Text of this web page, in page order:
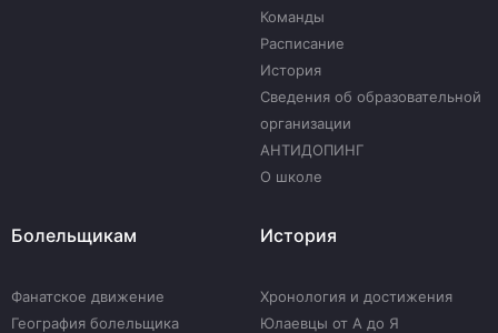
Команды
Расписание
История
Сведения об образовательной
организации
АНТИДОПИНГ
О школе
Болельщикам
Фанатское движение
География болельщика
История
Хронология и достижения
Юлаевцы от А до Я